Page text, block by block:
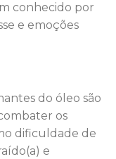
conhecido por
e emoções
do óleo são
os
dificuldade de
e